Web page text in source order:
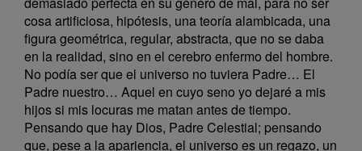
cosa artificiosa, hipótesis, una teoría alambicada, una
figura geométrica, regular, abstracta, que no se daba
en la realidad, sino en el cerebro enfermo del hombre.
No podía ser que el universo no tuviera Padre… El
Padre nuestro… Aquel en cuyo seno yo dejaré a mis
hijos si mis locuras me matan antes de tiempo.
Pensando que hay Dios, Padre Celestial; pensando
que, pese a la apariencia, el universo es un regazo, un